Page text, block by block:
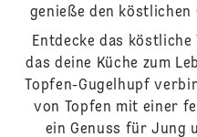
genieße den
Entdecke das köstliche
das deine Küche zum
Topfen-Gugelhupf
von Topfen mit einer
ein Genuss für Jung